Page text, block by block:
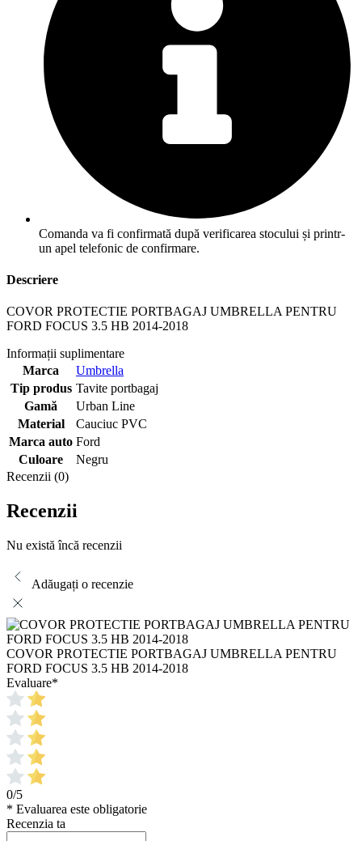
Comanda va fi confirmată după verificarea stocului și printr-
un apel telefonic de confirmare.
Descriere
COVOR PROTECTIE PORTBAGAJ UMBRELLA PENTRU
FORD FOCUS 3.5 HB 2014-2018
Informații suplimentare
Marca
Umbrella
Tip produs Tavite portbagaj
Gamă
Urban Line
Material
Cauciuc PVC
Marca auto Ford
Culoare
Negru
Recenzii (0)
Recenzii
Nu există încă recenzii
Adăugați o recenzie
COVOR PROTECTIE PORTBAGAJ UMBRELLA PENTRU
FORD FOCUS 3.5 HB 2014-2018
Evaluare*
0/5
* Evaluarea este obligatorie
Recenzia ta